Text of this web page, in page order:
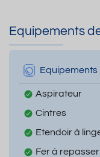
Equipements
Equipements
Aspirateur
Cintres
Etendoir à
Fer à repasser